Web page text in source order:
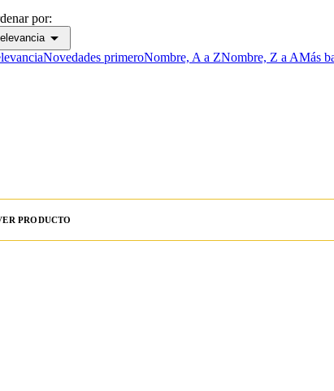
por:

Novedades primeroNombre, A a ZNombre, Z a AMás
PRODUCTO